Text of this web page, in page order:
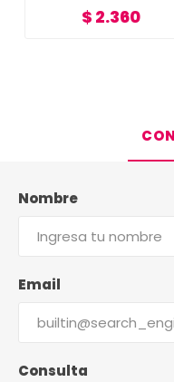
$ 2.360
Nombre
Email
Consulta